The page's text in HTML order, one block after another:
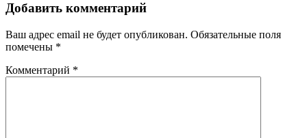
Добавить комментарий
Ваш адрес email не будет опубликован. Обязательные поля
помечены *
Комментарий *